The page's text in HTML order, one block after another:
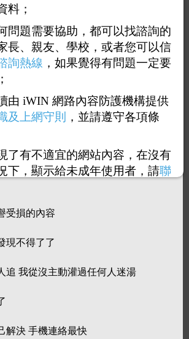
你們家的事
有你的電話
記事本將歷年幹過我的男人長寬高年紀
重年紀鉅細靡遺都計載
用科學方式去解決
也不要在文中再提到林淑娟的名字了
受損的內容
現不得了了
追 我從沒主動灌過任何人迷湯
解決 手機連絡最快
料；
問題需要協助，都可以找諮詢的
長、親友、學校，或者您可以信
詢熱線 ，如果覺得有問題一定要
由 iWIN 網路內容防護機構提供
及上網守則
，並請遵守各項條
了有不適宜的網站內容，在沒有
下，顯示給未成年使用者，請聯
謝您的合作。